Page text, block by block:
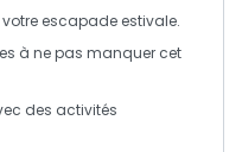
escapade estivale.
à ne pas manquer cet
des activités